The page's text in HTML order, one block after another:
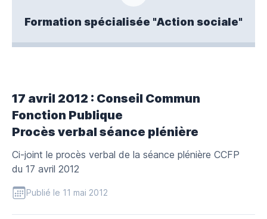
Formation spécialisée "Action sociale"
17 avril 2012 : Conseil Commun
Fonction Publique
Procès verbal séance plénière
Ci-joint le procès verbal de la séance plénière CCFP
du 17 avril 2012
Publié le 11 mai 2012